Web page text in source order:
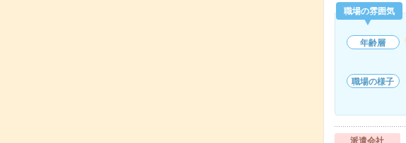
職場の雰囲気
年齢層
職場の様子
派遣会社